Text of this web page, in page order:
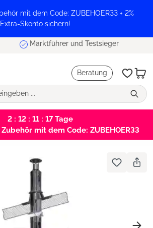
mit dem Code: ZUBEHOER33 + 2%
Extra-Skonto sichern!
Marktführer und Testsieger
Beratung
2 : 12 : 11 : 17Tage
mit dem Code: ZUBEHOER33